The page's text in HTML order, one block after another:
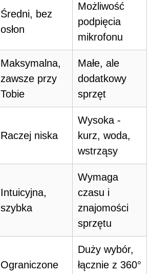
Średni, bez
osłon
Możliwość
podpięcia
mikrofonu
Maksymalna,
zawsze przy
Tobie
Małe, ale
dodatkowy
sprzęt
Raczej niska
Wysoka -
kurz, woda,
wstrząsy
Intuicyjna,
szybka
Wymaga
czasu i
znajomości
sprzętu
Ograniczone
Duży wybór,
łącznie z 360°